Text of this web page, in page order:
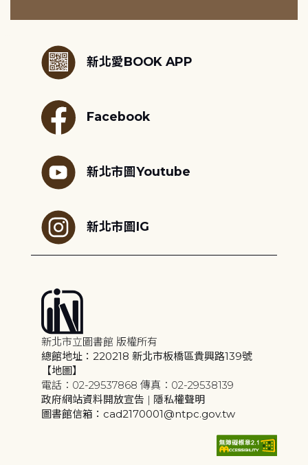
新北愛BOOK APP
Facebook
新北市圖Youtube
新北市圖IG
新北市立圖書館 版權所有
總館地址：220218 新北市板橋區貴興路139號
【地圖】
電話：02-29537868 傳真：02-29538139
政府網站資料開放宣告 | 隱私權聲明
圖書館信箱：cad2170001@ntpc.gov.tw